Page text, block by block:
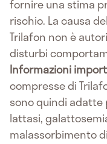
fornire una stima
rischio. La causa
Trilafon non è
disturbi
Informazioni
compresse di
sono quindi
lattasi,
malassorbimento